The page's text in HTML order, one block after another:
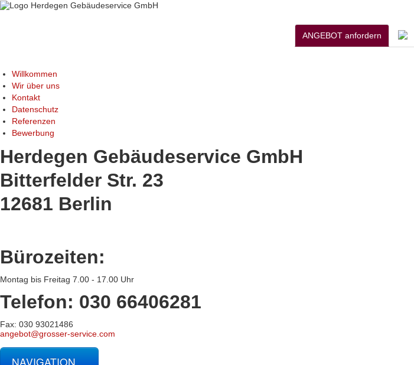
ANGEBOT anfordern
Willkommen
Wir über uns
Kontakt
Datenschutz
Referenzen
Bewerbung
Herdegen Gebäudeservice GmbH
Bitterfelder Str. 23
12681 Berlin
Bürozeiten:
Montag bis Freitag 7.00 - 17.00 Uhr
Telefon: 030 66406281
Fax: 030 93021486
angebot@grosser-service.com
NAVIGATION